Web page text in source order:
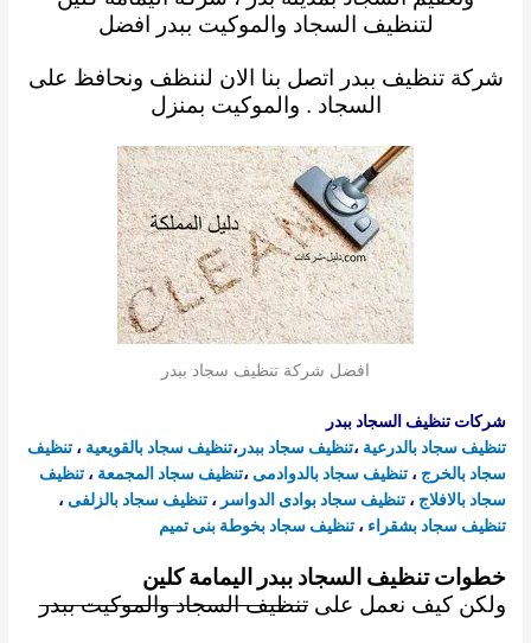
لتنظيف السجاد والموكيت ببدر افضل
شركة تنظيف ببدر
اتصل بنا الان لننظف ونحافظ على
السجاد . والموكيت بمنزل
افضل شركة تنظيف سجاد ببدر
شركات تنظيف السجاد ببدر
تنظيف سجاد بالدرعية ،تنظيف سجاد ببدر ،تنظيف سجادبالقويعية ،تنظيف
سجادبالخرج ،تنظيف سجاد بالدوادمى ،تنظيف سجاد المجمعة ،تنظيف
سجاد بالافلاج ،تنظيف سجاد بوادى الدواسر ،تنظيف سجاد بالزلفى ،
تنظيف سجاد بشقراء ، تنظيف سجاد بخوطة بنى تميم
خطوات تنظيف السجاد ببدر اليمامة كلين
ولكن كيف نعمل علىتنظيف السجاد والموكيت ببدر